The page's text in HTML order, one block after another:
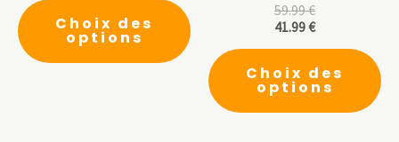
Choix des
options
produit
plusieurs
variations.
59.99€
41.99€
Choix des
options